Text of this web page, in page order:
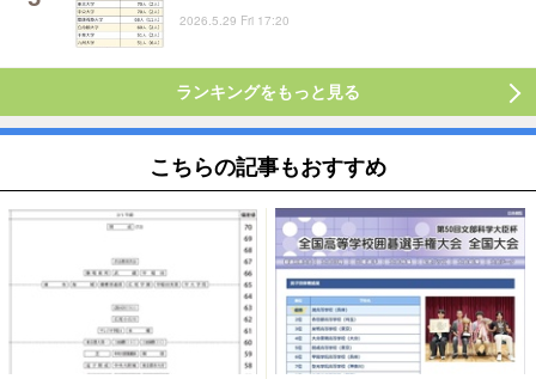
2026.5.29 Fri 17:20
ランキングをもっと見る
こちらの記事もおすすめ